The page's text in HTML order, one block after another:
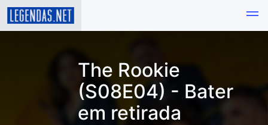
The Rookie
(S08E04) - Bater
em retirada